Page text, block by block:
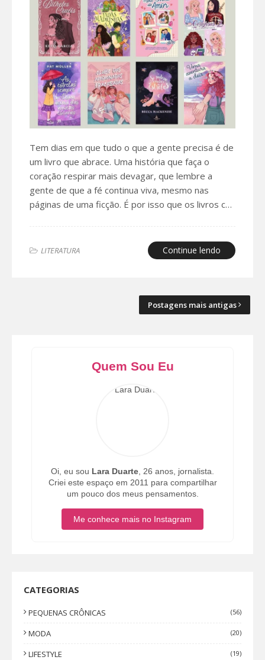
Tem dias em que tudo o que a gente precisa é de
um livro que abrace. Uma história que faça o
coração respirar mais devagar, que lembre a
gente de que a fé continua viva, mesmo nas
páginas de uma ficção. É por isso que os livros c…
LITERATURA Continue lendo
Postagens mais antigas
Quem Sou Eu
Oi, eu sou Lara Duarte , 26 anos, jornalista.
Criei este espaço em 2011 para compartilhar
um pouco dos meus pensamentos.
Me conhece mais no Instagram
CATEGORIAS
PEQUENAS CRÔNICAS (56)
MODA (20)
LIFESTYLE (19)